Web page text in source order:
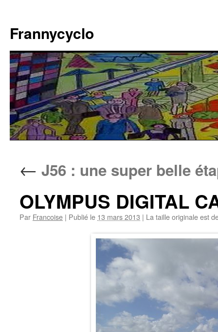
contenu
Frannycyclo
← J56 : une super belle
OLYMPUS DIGITAL
Par Francoise | Publié le 13 mars 2013 | La taille originale est